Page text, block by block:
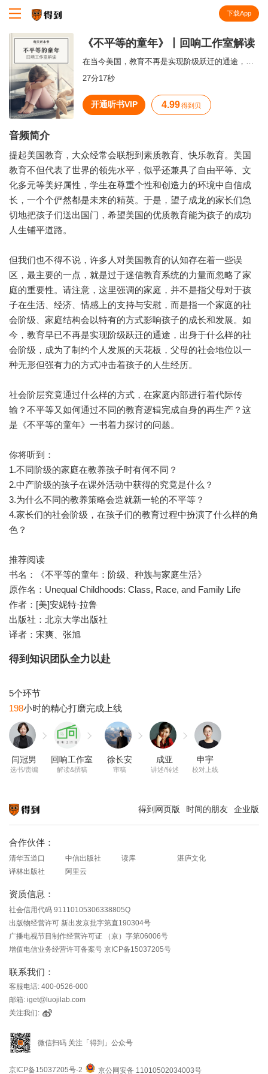
下载App
《不平等的童年》丨回响工作室解读
在当今美国，教育不再是实现阶级跃迁的通途，社会阶级成为了制约个人发展的天花板。
27分17秒
开通听书VIP 4.99 得到贝
音频简介
提起美国教育，大众经常会联想到素质教育、快乐教育。美国
教育不但代表了世界的领先水平，似乎还兼具了自由平等、文
化多元等美好属性，学生在尊重个性和创造力的环境中自信成
长，一个个俨然都是未来的精英。于是，望子成龙的家长们急
切地把孩子们送出国门，希望美国的优质教育能为孩子的成功
人生铺平道路。
但我们也不得不说，许多人对美国教育的认知存在着一些误
区，最主要的一点，就是过于迷信教育系统的力量而忽略了家
庭的重要性。请注意，这里强调的家庭，并不是指父母对于孩
子在生活、经济、情感上的支持与安慰，而是指一个家庭的社
会阶级、家庭结构会以特有的方式影响孩子的成长和发展。如
今，教育早已不再是实现阶级跃迁的通途，出身于什么样的社
会阶级，成为了制约个人发展的天花板，父母的社会地位以一
种无形但强有力的方式冲击着孩子的人生经历。
社会阶层究竟通过什么样的方式，在家庭内部进行着代际传
输？不平等又如何通过不同的教育逻辑完成自身的再生产？这
是《不平等的童年》一书着力探讨的问题。
你将听到：
1.不同阶级的家庭在教养孩子时有何不同？
2.中产阶级的孩子在课外活动中获得的究竟是什么？
3.为什么不同的教养策略会造就新一轮的不平等？
4.家长们的社会阶级，在孩子们的教育过程中扮演了什么样的角
色？
推荐阅读
书名：《不平等的童年：阶级、种族与家庭生活》
原作名：Unequal Childhoods: Class, Race, and Family Life
作者：[美]安妮特·拉鲁
出版社：北京大学出版社
译者：宋爽、张旭
得到知识团队全力以赴
198
闫冠男
选书/责编
回响工作室
解读&撰稿
徐长安
审稿
成亚
讲述/转述
申宇
校对上线
得到网页版 时间的朋友 企业版
合作伙伴：
清华五道口 中信出版社 读库
湛庐文化
译林出版社
阿里云
资质信息：
社会信用代码 91110105306338805Q
出版物经营许可 新出发京批字第直190304号
广播电视节目制作经营许可证 （京）字第06006号
增值电信业务经营许可备案号 京ICP备15037205号
联系我们：
客服电话: 400-0526-000
邮箱: iget@luojilab.com
关注我们:
微信扫码 关注「得到」公众号
京ICP备15037205号-2 京公网安备 11010502034003号